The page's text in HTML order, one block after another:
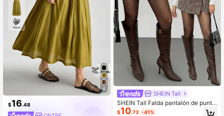
4
$16.48
SHEIN Tall
SHEIN Tall Falda pantalón de punto
de cintura alta con estampado de c
$10.73 -41%